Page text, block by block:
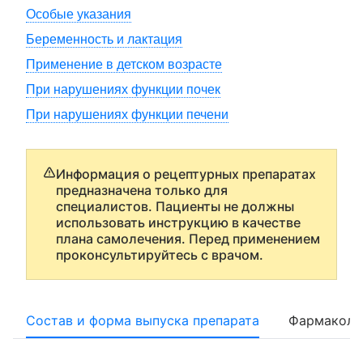
Особые указания
Беременность и лактация
Применение в детском возрасте
При нарушениях функции почек
При нарушениях функции печени
Информация о рецептурных препаратах
предназначена только для
специалистов. Пациенты не должны
использовать инструкцию в качестве
плана самолечения. Перед применением
проконсультируйтесь с врачом.
Состав и форма выпуска препарата